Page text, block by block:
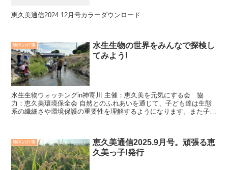
恵久美通信2024.12月号カラーダウンロード
地区の行事
水生生物の世界をみんなで探検し
てみよう!
水生生物ウォッチングin神寄川 主催：恵久美を元気にする会 協
力：恵久美環境保全会 自然とのふれあいを通じて、子ども達は生態
系の繊細さや環境保護の重要性を理解するようになります。また子ど
地区の行事
恵久美通信2025.9月号。頑張る恵
久美っ子!発行